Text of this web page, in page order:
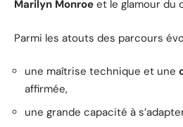
Marilyn Monroe et le glamour du
Parmi les atouts des parcours
une maîtrise technique et une
affirmée,
une grande capacité à